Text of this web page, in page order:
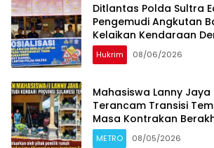
Ditlantas Polda Sultra
Pengemudi Angkutan
Kelaikan Kendaraan
Berlalu Lintas
Hukrim 08/06/2026
Mahasiswa Lanny
Terancam Transisi
Masa Kontrakan
METRO 08/05/2026